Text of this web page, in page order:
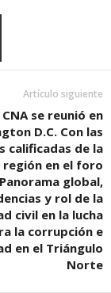
Artículo siguiente
CNA se reunió en
D.C. Con las
calificadas de la
región en el foro
global,
y rol de la
civil en la lucha
la corrupción e
en el Triángulo
Norte